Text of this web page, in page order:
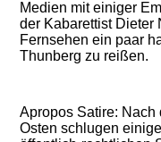
Medien mit einiger
der Kabarettist Dieter
Fernsehen ein paar
Thunberg zu reißen.
Apropos Satire:
Osten schlugen